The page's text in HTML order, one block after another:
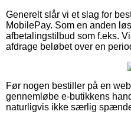
Generelt slår vi et slag for
MobilePay. Som en anden
afbetalingstilbud som f.eks.
afdrage beløbet over en
Før nogen bestiller på en
gennemløbe e-butikkens
naturligvis ikke særlig